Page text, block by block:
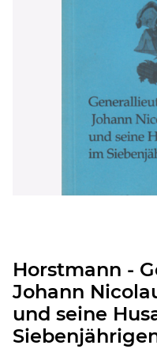
Horstmann -
Johann
und seine